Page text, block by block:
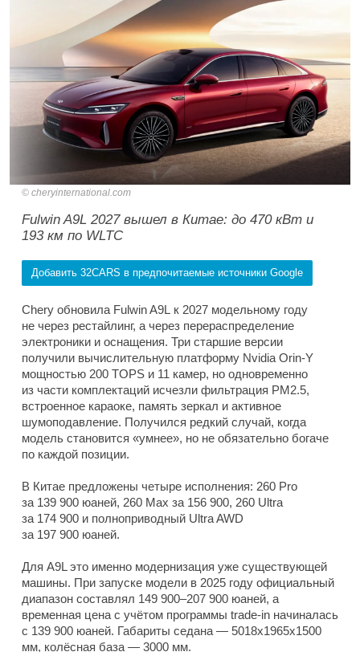
cheryinternational.com
Fulwin A9L 2027 вышел в Китае: до 470 кВт и
193 км по WLTC
Добавить 32CARS в предпочитаемые источники Google
Chery обновила Fulwin A9L к 2027 модельному году
не через рестайлинг, а через перераспределение
электроники и оснащения. Три старшие версии
получили вычислительную платформу Nvidia Orin-Y
мощностью 200 TOPS и 11 камер, но одновременно
из части комплектаций исчезли фильтрация PM2.5,
встроенное караоке, память зеркал и активное
шумоподавление. Получился редкий случай, когда
модель становится «умнее», но не обязательно богаче
по каждой позиции.
В Китае предложены четыре исполнения: 260 Pro
за 139 900 юаней, 260 Max за 156 900, 260 Ultra
за 174 900 и полноприводный Ultra AWD
за 197 900 юаней.
Для A9L это именно модернизация уже существующей
машины. При запуске модели в 2025 году официальный
диапазон составлял 149 900–207 900 юаней, а
временная цена с учётом программы trade-in начиналась
с 139 900 юаней. Габариты седана — 5018x1965x1500
мм, колёсная база — 3000 мм.